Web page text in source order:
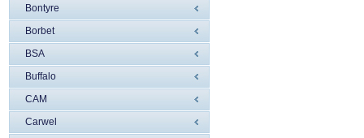
Bontyre
Borbet
BSA
Buffalo
CAM
Carwel